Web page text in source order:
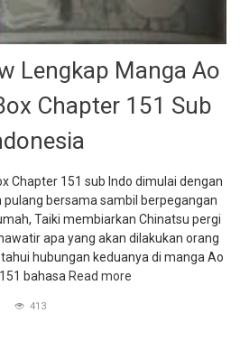
Lengkap Manga Ao
Chapter 151 Sub
Chapter 151 sub Indo dimulai dengan
pulang bersama sambil berpegangan
Taiki membiarkan Chinatsu pergi
apa yang akan dilakukan orang
hubungan keduanya di manga Ao
bahasa Read more
413